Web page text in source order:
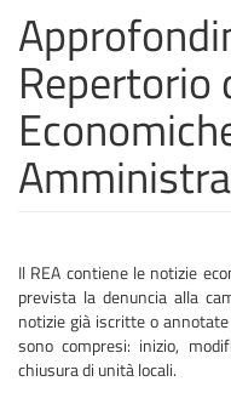
Repertorio
Il REA contiene le notizie
prevista la denuncia alla
notizie già iscritte o
sono compresi: inizio,
chiusura di unità locali.